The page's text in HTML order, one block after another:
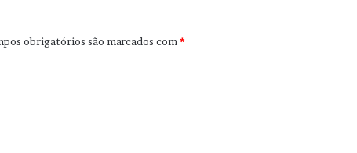
obrigatórios são marcados com*